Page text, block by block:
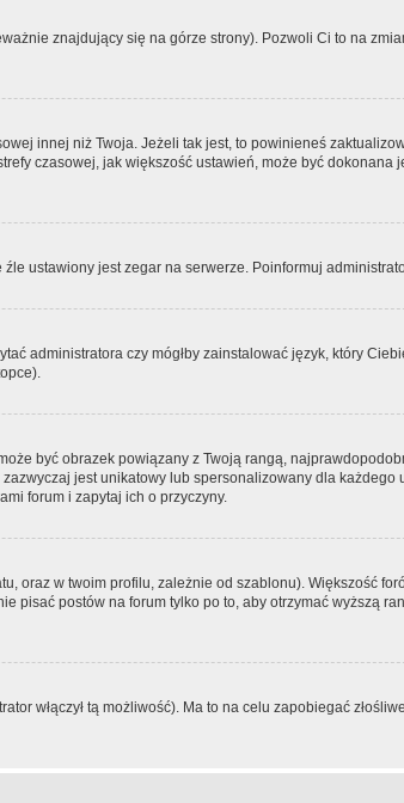
znajdujący się na górze strony). Pozwoli Ci to na
innej niż Twoja. Jeżeli tak jest, to powinieneś
czasowej, jak większość ustawień, może być dokonana
ustawiony jest zegar na serwerze. Poinformuj
administratora czy mógłby zainstalować język, który
być obrazek powiązany z Twoją rangą,
jest unikatowy lub spersonalizowany dla każdego
forum i zapytaj ich o przyczyny.
oraz w twoim profilu, zależnie od szablonu). Większość
pisać postów na forum tylko po to, aby otrzymać wyższą
włączył tą możliwość). Ma to na celu zapobiegać